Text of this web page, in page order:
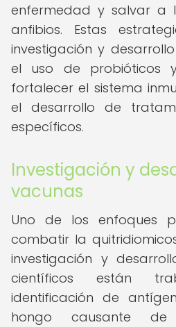
enfermedad y salvar a
anfibios. Estas
investigación y
el uso de probióticos
fortalecer el sistema
el desarrollo de
específicos.
Investigación y
vacunas
Uno de los enfoques
combatir la
investigación y
científicos están
identificación de
hongo causante